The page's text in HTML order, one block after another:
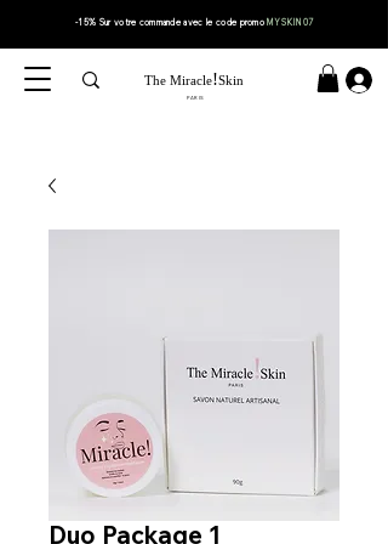
-15% Sur votrecommandeavec le code promoMYSKIN07
The Miracle!Skin
PARIS
Duo Package 1